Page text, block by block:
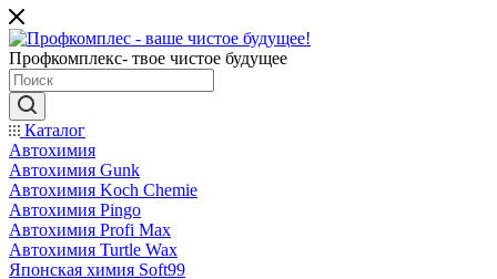
Профкомплекс- твое чистое будущее
Каталог
Автохимия
Автохимия Gunk
Автохимия Koch Chemie
Автохимия Pingo
Автохимия Profi Max
Автохимия Turtle Wax
Японская химия Soft99